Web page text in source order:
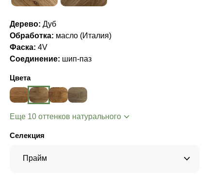
Дерево: Дуб
Обработка: масло (Италия)
Фаска: 4V
Соединение: шип-паз
Цвета
Еще 10 оттенков натурального
Селекция
Прайм